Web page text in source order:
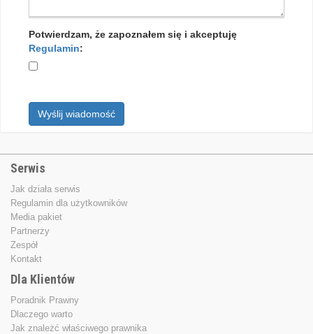
Potwierdzam, że zapoznałem się i akceptuję
Regulamin:
Wyślij wiadomość
Serwis
Jak działa serwis
Regulamin dla użytkowników
Media pakiet
Partnerzy
Zespół
Kontakt
Dla Klientów
Poradnik Prawny
Dlaczego warto
Jak znależć właściwego prawnika